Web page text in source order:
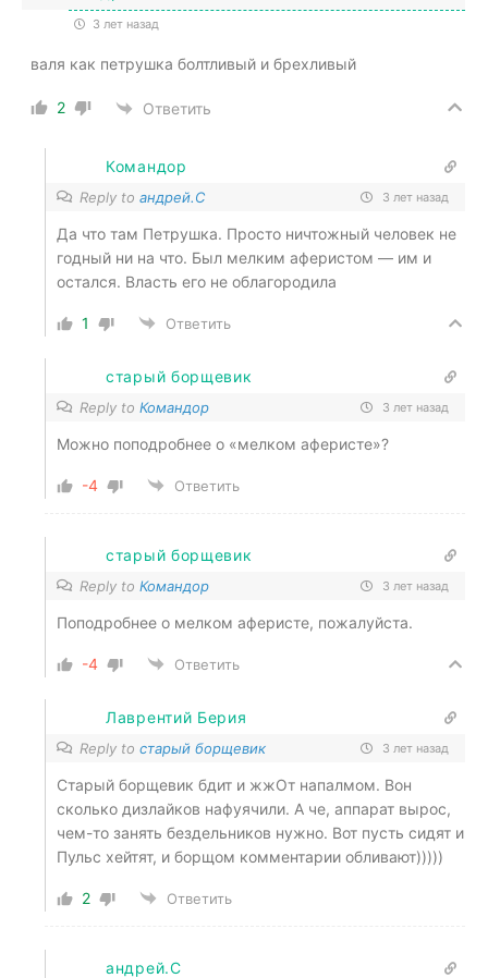
3 лет назад
валя как петрушка болтливый и брехливый
2 Ответить
Командор
Reply to андрей.С 3 лет назад
Да что там Петрушка. Просто ничтожный человек не
годный ни на что. Был мелким аферистом — им и
остался. Власть его не облагородила
1 Ответить
старый борщевик
Reply to Командор 3 лет назад
Можно поподробнее о «мелком аферисте»?
-4 Ответить
старый борщевик
Reply to Командор 3 лет назад
Поподробнее о мелком аферисте, пожалуйста.
-4 Ответить
Лаврентий Берия
Reply to старый борщевик 3 лет назад
Старый борщевик бдит и жжОт напалмом. Вон
сколько дизлайков нафуячили. А че, аппарат вырос,
чем-то занять бездельников нужно. Вот пусть сидят и
Пульс хейтят, и борщом комментарии обливают)))))
2 Ответить
андрей.С